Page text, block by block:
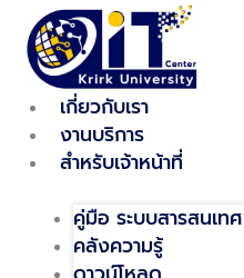
content
เกี่ยวกับเรา
งานบริการ
สำหรับเจ้าหน้าที่
คู่มือ ระบบสารสนเทศ
คลังความรู้